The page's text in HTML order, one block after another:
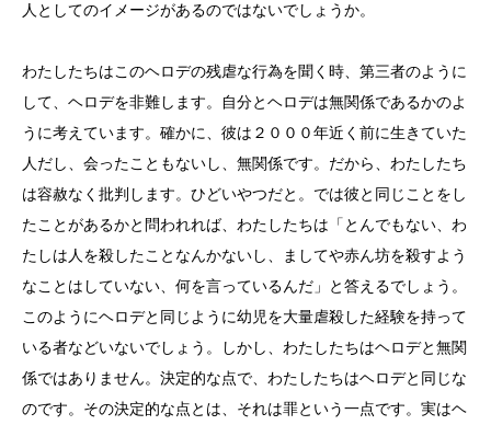
人としてのイメージがあるのではないでしょうか。
わたしたちはこのヘロデの残虐な行為を聞く時、第三者のように
して、ヘロデを非難します。自分とヘロデは無関係であるかのよ
うに考えています。確かに、彼は２０００年近く前に生きていた
人だし、会ったこともないし、無関係です。だから、わたしたち
は容赦なく批判します。ひどいやつだと。では彼と同じことをし
たことがあるかと問われれば、わたしたちは「とんでもない、わ
たしは人を殺したことなんかないし、ましてや赤ん坊を殺すよう
なことはしていない、何を言っているんだ」と答えるでしょう。
このようにヘロデと同じように幼児を大量虐殺した経験を持って
いる者などいないでしょう。しかし、わたしたちはヘロデと無関
係ではありません。決定的な点で、わたしたちはヘロデと同じな
のです。その決定的な点とは、それは罪という一点です。実はヘ